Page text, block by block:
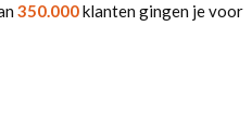
350.000klanten gingen je voor